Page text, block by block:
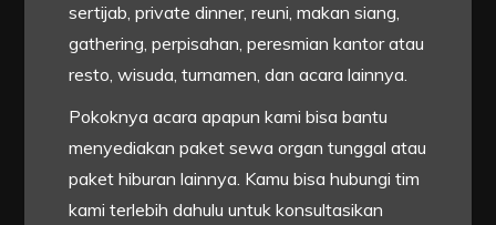
sertijab, private dinner, reuni, makan siang,
gathering, perpisahan, peresmian kantor atau
resto, wisuda, turnamen, dan acara lainnya.
Pokoknya acara apapun kami bisa bantu
menyediakan paket sewa organ tunggal atau
paket hiburan lainnya. Kamu bisa hubungi tim
kami terlebih dahulu untuk konsultasikan